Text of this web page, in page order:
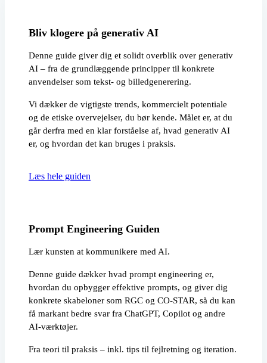
Bliv klogere på generativ AI
Denne guide giver dig et solidt overblik over generativ
AI – fra de grundlæggende principper til konkrete
anvendelser som tekst- og billedgenerering.
Vi dækker de vigtigste trends, kommercielt potentiale
og de etiske overvejelser, du bør kende. Målet er, at du
går derfra med en klar forståelse af, hvad generativ AI
er, og hvordan det kan bruges i praksis.
Læs hele guiden
Prompt Engineering Guiden
Lær kunsten at kommunikere med AI.
Denne guide dækker hvad prompt engineering er,
hvordan du opbygger effektive prompts, og giver dig
konkrete skabeloner som RGC og CO-STAR, så du kan
få markant bedre svar fra ChatGPT, Copilot og andre
AI-værktøjer.
Fra teori til praksis – inkl. tips til fejlretning og iteration.